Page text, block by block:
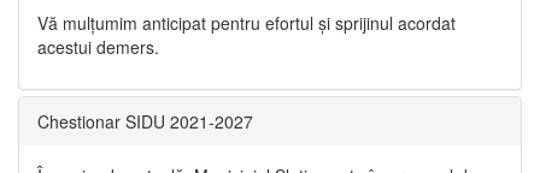
Vă mulţumim anticipat pentru efortul şi sprijinul acordat
acestui demers.
Chestionar SIDU 2021-2027